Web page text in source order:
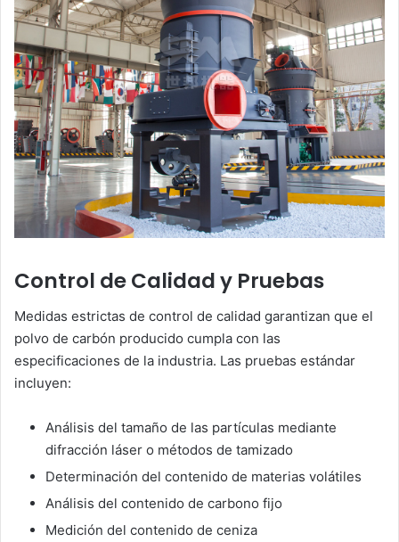
Control de Calidad y Pruebas
Medidas estrictas de control de calidad garantizan que el
polvo de carbón producido cumpla con las
especificaciones de la industria. Las pruebas estándar
incluyen:
Análisis del tamaño de las partículas mediante
difracción láser o métodos de tamizado
Determinación del contenido de materias volátiles
Análisis del contenido de carbono fijo
Medición del contenido de ceniza